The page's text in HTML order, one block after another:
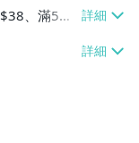
、滿5件
取貨
款【單件
免運
、滿5件